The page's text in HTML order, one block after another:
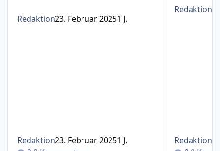
Redaktion23. Februar 20251 J.
Redaktion23. Februar 20251 J.
Redaktion
Redaktion